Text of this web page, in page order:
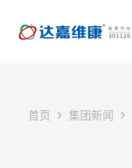
首页 集团新闻